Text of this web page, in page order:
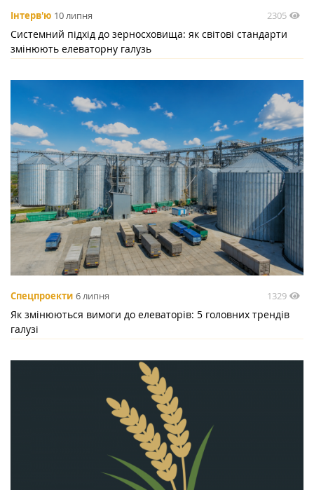
Інтерв'ю 10 липня 2305
Системний підхід до зерносховища: як світові стандарти
змінюють елеваторну галузь
Спецпроекти 6 липня 1329
Як змінюються вимоги до елеваторів: 5 головних трендів
галузі